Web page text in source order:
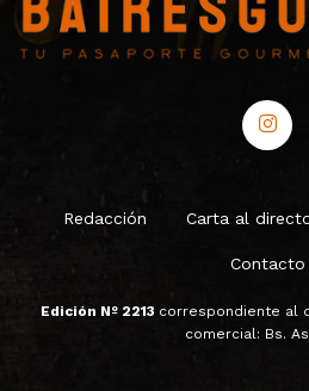
Redacción Carta al
Contacto
Edición Nº 2213 correspondiente al
comercial: Bs.